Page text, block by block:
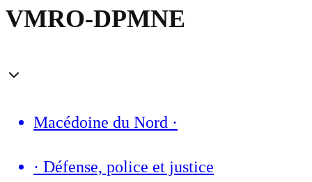
VMRO-DPMNE
Macédoine du Nord ·
· Défense, police et justice